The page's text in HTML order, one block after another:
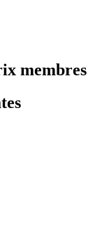
membres